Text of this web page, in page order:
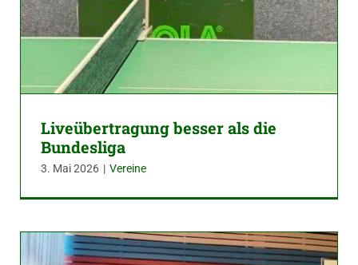
Liveübertragung besser als die
Bundesliga
3. Mai 2026 | Vereine